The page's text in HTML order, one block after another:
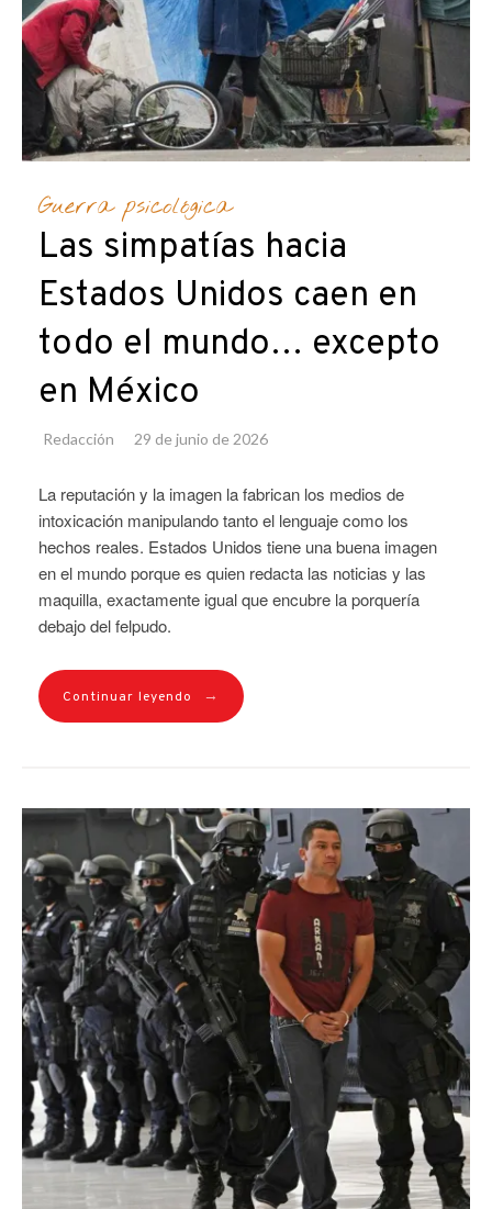
Guerra psicológica
Las simpatías hacia
Estados Unidos caen en
todo el mundo… excepto
en México
Redacción 29 de junio de 2026
La reputación y la imagen la fabrican los medios de
intoxicación manipulando tanto el lenguaje como los
hechos reales. Estados Unidos tiene una buena imagen
en el mundo porque es quien redacta las noticias y las
maquilla, exactamente igual que encubre la porquería
debajo del felpudo.
Continuar leyendo →